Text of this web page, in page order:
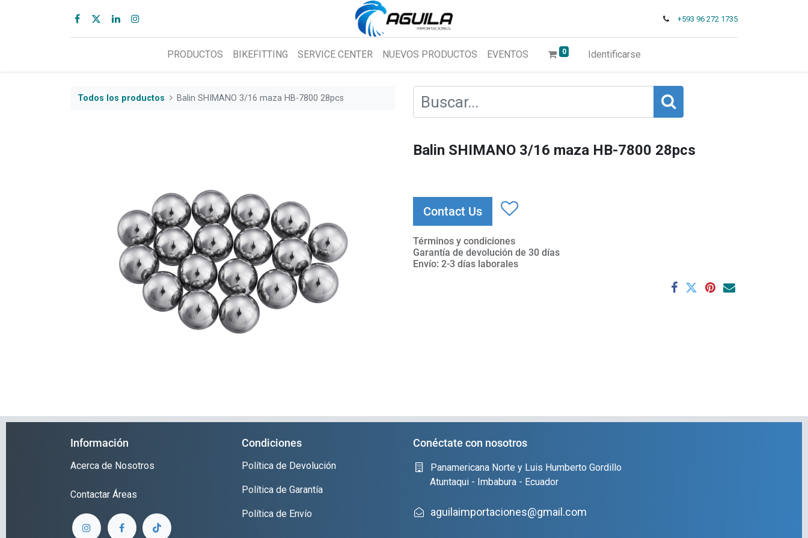
+593 96 272 1735
PRODUCTOS BIKEFITTING SERVICE CENTER NUEVOS PRODUCTOS EVENTOS 0 Identificarse
Todos los productos Balin SHIMANO 3/16 maza HB-7800 28pcs
Balin SHIMANO 3/16 maza HB-7800 28pcs
Contact Us
Términos y condiciones
Garantía de devolución de 30 días
Envío: 2-3 días laborales
Información
Acerca de Nosotros
Contactar Áreas
Condiciones
Política de Devolución
Política de Garantía
Política de Envío
Conéctate con nosotros
Panamericana Norte y Luis Humberto Gordillo
Atuntaqui - Imbabura - Ecuador
aguilaimportaciones@gmail.com